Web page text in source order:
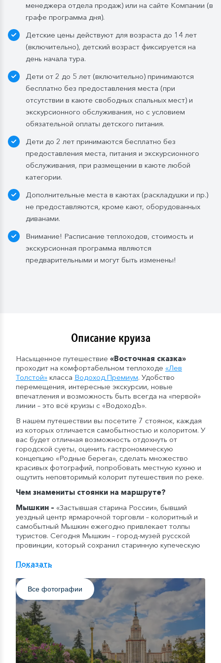
менеджера отдела продаж) или на сайте Компании (в
графе программа дня).
Детские цены действуют для возраста до 14 лет
(включительно), детский возраст фиксируется на
день начала тура.
Дети от 2 до 5 лет (включительно) принимаются
бесплатно без предоставления места (при
отсутствии в каюте свободных спальных мест) и
экскурсионного обслуживания, но с условием
обязательной оплаты детского питания.
Дети до 2 лет принимаются бесплатно без
предоставления места, питания и экскурсионного
обслуживания, при размещении в каюте любой
категории.
Дополнительные места в каютах (раскладушки и пр.)
не предоставляются, кроме кают, оборудованных
диванами.
Внимание! Расписание теплоходов, стоимость и
экскурсионная программа являются
предварительными и могут быть изменены!
Описание круиза
Насыщенное путешествие «Восточная сказка»
проходит на комфортабельном теплоходе «Лев
Толстой» класса Водоход.Премиум. Удобство
перемещения, интересные экскурсии, новые
впечатления и возможность быть всегда на «первой»
линии – это всё круизы с «ВодоходЪ».
В нашем путешествии вы посетите 7 стоянок, каждая
из которых отличается самобытностью и колоритом. У
вас будет отличная возможность отдохнуть от
городской суеты, оценить гастрономическую
концепцию «Родные берега», сделать множество
красивых фотографий, попробовать местную кухню и
ощутить неповторимый колорит путешествия по реке.
Чем знамениты стоянки на маршруте?
Мышкин – «Застывшая старина России», бывший
уездный центр ярмарочной торговли – колоритный и
самобытный Мышкин ежегодно привлекает толпы
туристов. Сегодня Мышкин – город-музей русской
провинции, который сохранил старинную купеческую
находится усадьба купца-миллионера Т.В. Чистова с
старинная мельница и, конечно же, Успенский собор.
Городец–древний колоритный город в
Нижегородской области, датируемый XII веком,
который был поставлен как крепость для защиты
южных границ. В городе сохранилась старинная
застройка – каменные купеческие особняки,
деревянные дома, украшенные затейливой резьбой,
живописная набережная и земляной вал XII века.
Показать
Все фотографии